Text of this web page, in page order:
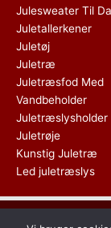
Julesweater Til
Juletallerkener
Juletøj
Juletræ
Juletræsfod Med
Vandbeholder
Juletræslysholder
Juletrøje
Kunstig Juletræ
Led juletræslys